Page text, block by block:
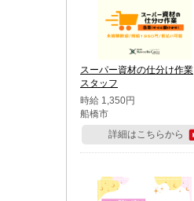
スーパー資材の仕分け作業
スタッフ
時給 1,350円
船橋市
詳細はこちらから